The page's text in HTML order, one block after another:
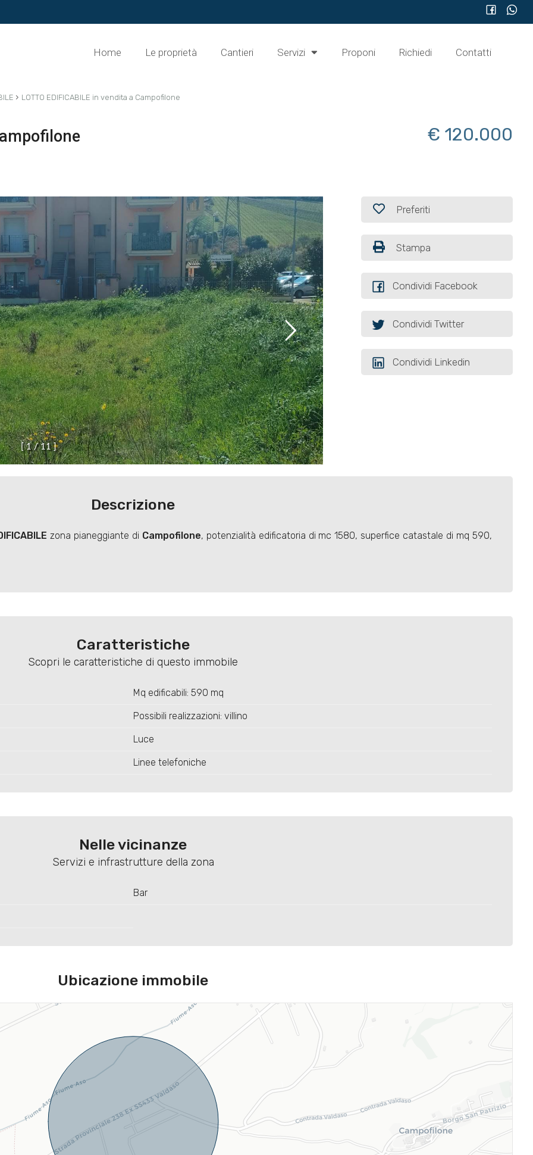
Home Le proprietà Cantieri Servizi Proponi Richiedi Contatti
› LOTTO EDIFICABILE in vendita a Campofilone
€ 120.000
[ 1 / 11 ]
Preferiti
Stampa
Condividi Facebook
Condividi Twitter
Condividi Linkedin
Descrizione
zona pianeggiante di Campofilone, potenzialità edificatoria di mc 1580, superfice catastale di mq 590,
Caratteristiche
Scopri le caratteristiche di questo immobile
Mq edificabili: 590 mq
Possibili realizzazioni: villino
Luce
Linee telefoniche
Nelle vicinanze
Servizi e infrastrutture della zona
Bar
Ubicazione immobile